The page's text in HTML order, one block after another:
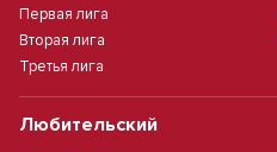
Первая лига
Вторая лига
Третья лига
Любительский